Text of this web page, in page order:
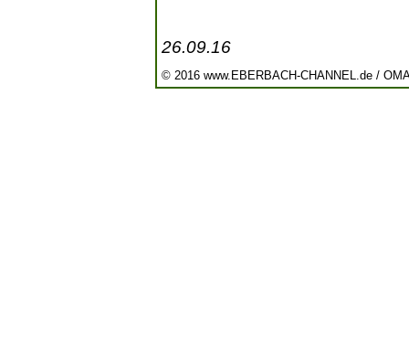
26.09.16
© 2016 www.EBERBACH-CHANNEL.de /